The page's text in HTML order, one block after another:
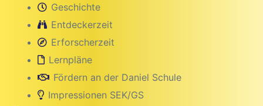
Geschichte
Entdeckerzeit
Erforscherzeit
Lernpläne
Fördern an der Daniel Schule
Impressionen SEK/GS